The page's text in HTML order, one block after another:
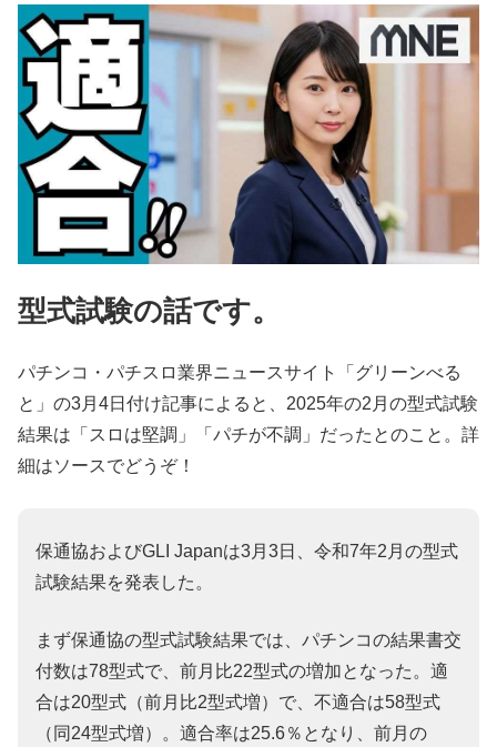
型式試験の話です。
パチンコ・パチスロ業界ニュースサイト「グリーンべる
と」の3月4日付け記事によると、2025年の2月の型式試験
結果は「スロは堅調」「パチが不調」だったとのこと。詳
細はソースでどうぞ！
保通協およびGLI Japanは3月3日、令和7年2月の型式
試験結果を発表した。
まず保通協の型式試験結果では、パチンコの結果書交
付数は78型式で、前月比22型式の増加となった。適
合は20型式（前月比2型式増）で、不適合は58型式
（同24型式増）。適合率は25.6％となり、前月の